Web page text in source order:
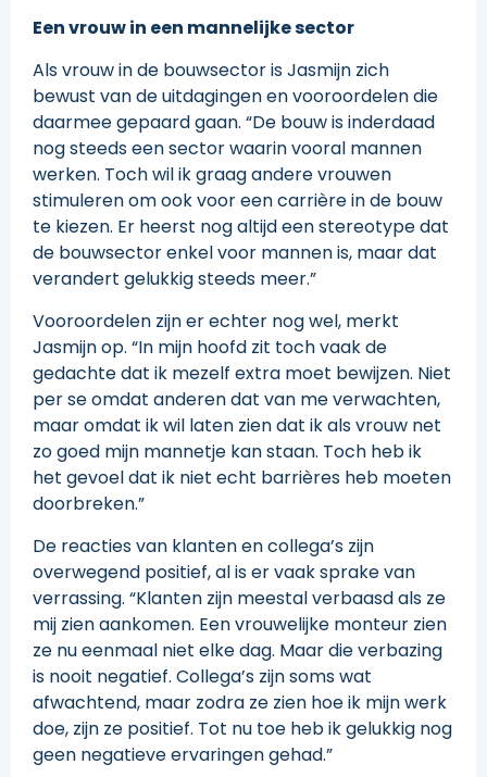
Een vrouw in een mannelijke sector
Als vrouw in de bouwsector is Jasmijn zich
bewust van de uitdagingen en vooroordelen die
daarmee gepaard gaan. “De bouw is inderdaad
nog steeds een sector waarin vooral mannen
werken. Toch wil ik graag andere vrouwen
stimuleren om ook voor een carrière in de bouw
te kiezen. Er heerst nog altijd een stereotype dat
de bouwsector enkel voor mannen is, maar dat
verandert gelukkig steeds meer.”
Vooroordelen zijn er echter nog wel, merkt
Jasmijn op. “In mijn hoofd zit toch vaak de
gedachte dat ik mezelf extra moet bewijzen. Niet
per se omdat anderen dat van me verwachten,
maar omdat ik wil laten zien dat ik als vrouw net
zo goed mijn mannetje kan staan. Toch heb ik
het gevoel dat ik niet echt barrières heb moeten
doorbreken.”
De reacties van klanten en collega’s zijn
overwegend positief, al is er vaak sprake van
verrassing. “Klanten zijn meestal verbaasd als ze
mij zien aankomen. Een vrouwelijke monteur zien
ze nu eenmaal niet elke dag. Maar die verbazing
is nooit negatief. Collega’s zijn soms wat
afwachtend, maar zodra ze zien hoe ik mijn werk
doe, zijn ze positief. Tot nu toe heb ik gelukkig nog
geen negatieve ervaringen gehad.”